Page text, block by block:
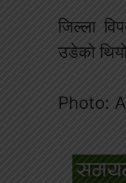
जिल्ला
उडेको
Photo: